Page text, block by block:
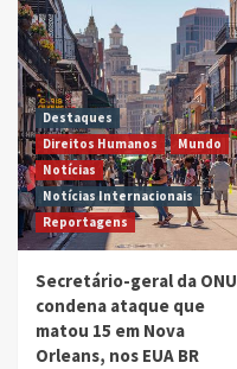
Destaques
Direitos Humanos
Mundo
Notícias
Notícias Internacionais
Reportagens
Secretário-geral da ONU
condena ataque que
matou 15 em Nova
Orleans, nos EUA BR